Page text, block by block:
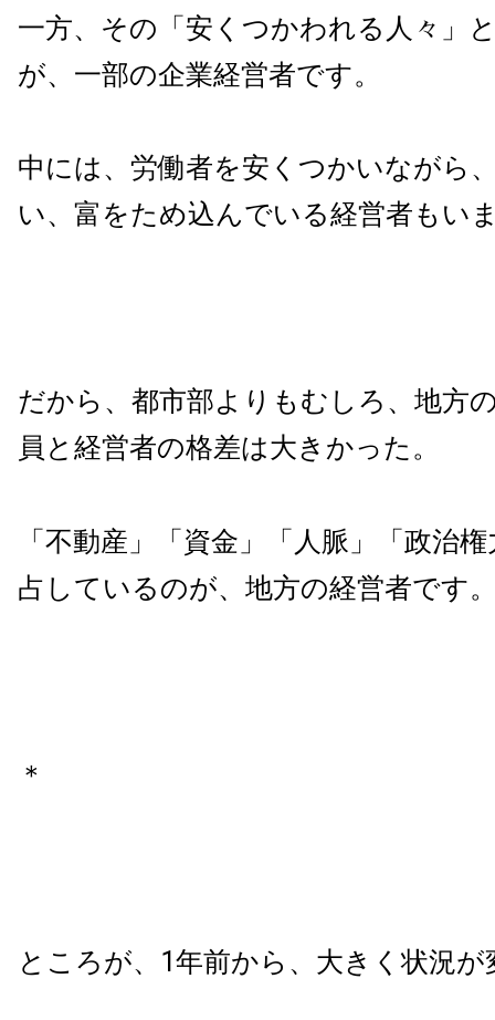
一方、その「安くつかわれる人々」
が、一部の企業経営者です。
中には、労働者を安くつかいながら
い、富をため込んでいる経営者もい
だから、都市部よりもむしろ、地方
員と経営者の格差は大きかった。
「不動産」「資金」「人脈」「政治
占しているのが、地方の経営者です
＊
ところが、1年前から、大きく状況